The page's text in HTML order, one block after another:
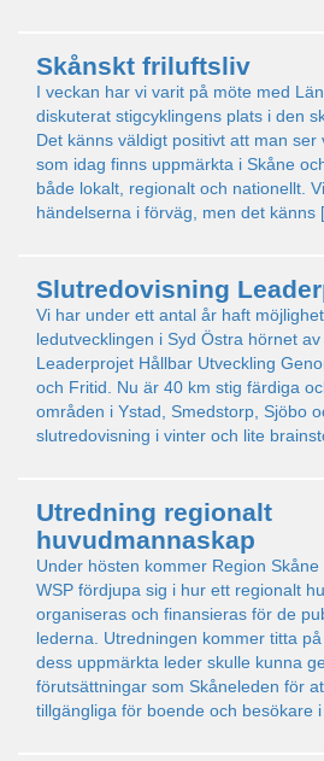
Skånskt friluftsliv
I veckan har vi varit på möte med
diskuterat stigcyklingens plats i den
Det känns väldigt positivt att man
som idag finns uppmärkta i Skåne
både lokalt, regionalt och nationellt.
händelserna i förväg, men det
Slutredovisning
Vi har under ett antal år haft
ledutvecklingen i Syd Östra hörnet
Leaderprojet Hållbar Utveckling
och Fritid. Nu är 40 km stig färdiga
områden i Ystad, Smedstorp, Sjöbo
slutredovisning i vinter och lite
Utredning regionalt
huvudmannaskap
Under hösten kommer Region
WSP fördjupa sig i hur ett regionalt
organiseras och finansieras för de
lederna. Utredningen kommer titta
dess uppmärkta leder skulle kunna
förutsättningar som Skåneleden för
tillgängliga för boende och besökare